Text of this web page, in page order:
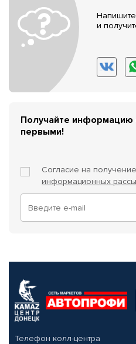
и
Получайте информацию
первыми!
Согласие на получение
информационных
Телефон колл-центра